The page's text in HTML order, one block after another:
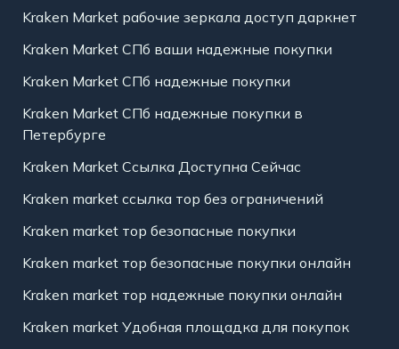
Kraken Market рабочие зеркала доступ даркнет
Kraken Market СПб ваши надежные покупки
Kraken Market СПб надежные покупки
Kraken Market СПб надежные покупки в
Петербурге
Kraken Market Ссылка Доступна Сейчас
Kraken market ссылка тор без ограничений
Kraken market тор безопасные покупки
Kraken market тор безопасные покупки онлайн
Kraken market тор надежные покупки онлайн
Kraken market Удобная площадка для покупок